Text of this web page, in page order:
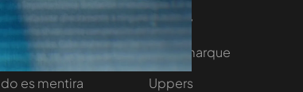
Milenio
es mentira
Divinity
ElDesmarque
Uppers